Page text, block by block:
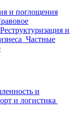
и поглощения
Реструктуризация и
Частные
и
и логистика